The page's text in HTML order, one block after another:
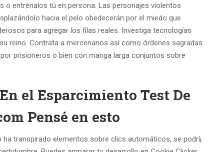
o entrénalos tú en persona. Las personajes violentos
hacia el pelo obedecerán por el miedo que
para agregar los filas reales. Investiga tecnologías
reino. Contrata a mercenarios así­ como órdenes sagradas
prisioneros o bien con manga larga conjuntos sobre
el Esparcimiento Test De
Pensé en esto
transpirado elementos sobre clics automáticos, se podrí¡